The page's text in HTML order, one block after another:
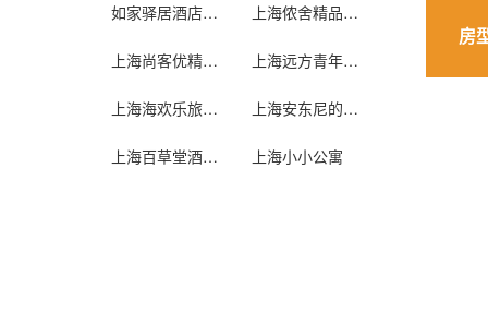
如家驿居酒店（上海虹桥北新泾地铁站天山路店） 上海侬舍精品揽星阁
上海尚客优精选酒店 上海远方青年旅社
上海海欢乐旅途民宿 上海安东尼的梦公寓
上海百草堂酒店公寓 上海小小公寓
房